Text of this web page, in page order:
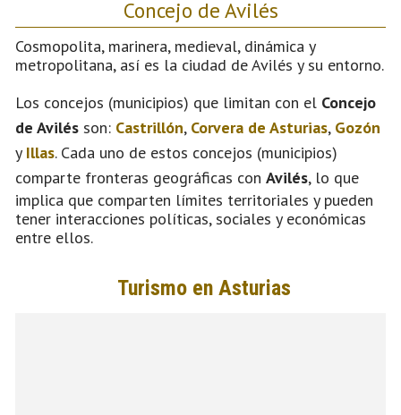
Concejo de Avilés
Cosmopolita, marinera, medieval, dinámica y
metropolitana, así es la ciudad de Avilés y su entorno.
Los concejos (municipios) que limitan con el Concejo
de Avilés son: Castrillón, Corvera de Asturias, Gozón
y Illas. Cada uno de estos concejos (municipios)
comparte fronteras geográficas con Avilés, lo que
implica que comparten límites territoriales y pueden
tener interacciones políticas, sociales y económicas
entre ellos.